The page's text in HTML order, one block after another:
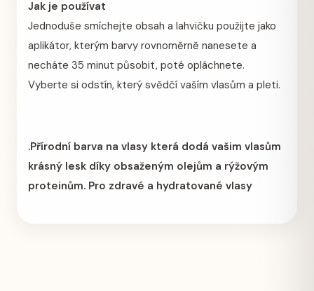
Jak je používat
Jednoduše smíchejte obsah a lahvičku použijte jako
aplikátor, kterým barvy rovnoměrně nanesete a
necháte 35 minut působit, poté opláchnete.
Vyberte si odstín, který svědčí vaším vlasům a pleti.
.Přírodní barva na vlasy která dodá vašim vlasům
krásný lesk díky obsaženým olejům a rýžovým
proteinům. Pro zdravé a hydratované vlasy